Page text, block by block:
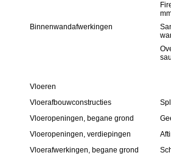
Binnenwandafwerkingen
Vloeren
Vloerafbouwconstructies
Vloeropeningen, begane grond
Vloeropeningen, verdiepingen
Vloerafwerkingen, begane grond